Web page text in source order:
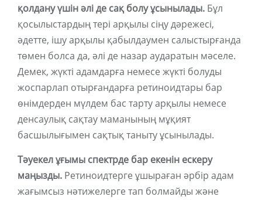
қолдану үшін әлі де сақ болу ұсынылады. Бұл
қосылыстардың тері арқылы сіңу дәрежесі,
әдетте, ішу арқылы қабылдаумен салыстырғанда
төмен болса да, әлі де назар аударатын мәселе.
Демек, жүкті адамдарға немесе жүкті болуды
жоспарлап отырғандарға ретиноидтары бар
өнімдерден мүлдем бас тарту арқылы немесе
денсаулық сақтау маманының мұқият
басшылығымен сақтық таныту ұсынылады.
Тәуекел ұғымы спектрде бар екенін ескеру
маңызды. Ретиноидтерге ұшыраған әрбір адам
жағымсыз нәтижелерге тап болмайды және